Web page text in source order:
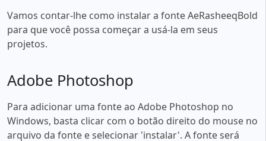
Vamos contar-lhe como instalar a fonte AeRasheeqBold
para que você possa começar a usá-la em seus
projetos.
Adobe Photoshop
Para adicionar uma fonte ao Adobe Photoshop no
Windows, basta clicar com o botão direito do mouse no
arquivo da fonte e selecionar 'instalar'. A fonte será